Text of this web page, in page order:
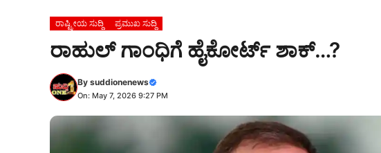
ರಾಷ್ಟ್ರೀಯ ಸುದ್ದಿ ಪ್ರಮುಖ ಸುದ್ದಿ
ರಾಹುಲ್ ಗಾಂಧಿಗೆ ಹೈಕೋರ್ಟ್‌ ಶಾಕ್…?
By suddionenews
On: May 7, 2026 9:27 PM